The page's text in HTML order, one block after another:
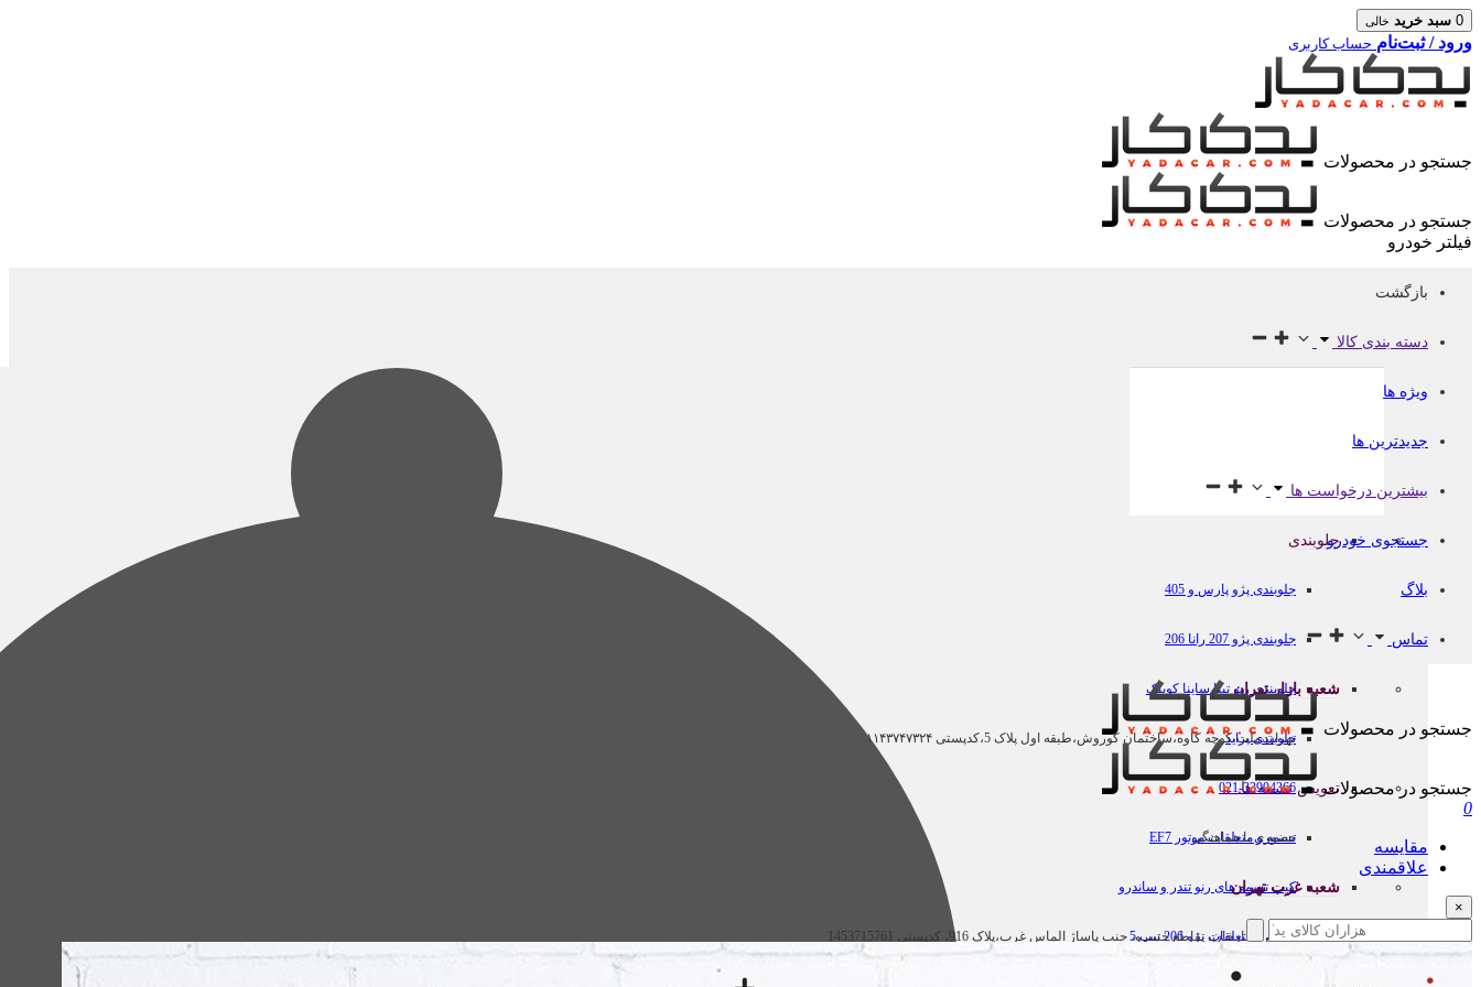
0 سبد خرید خالی
ورود / ثبت‌نام حساب کاربری
جستجو در محصولات
جستجو در محصولات
فیلتر خودرو
بازگشت
دسته بندی کالا
ویژه ها
جدیدترین ها
بیشترین درخواست ها
جلوبندی
جلوبندی پژو پارس و 405
جلوبندی پژو 207 رانا 206
جلوبندی ریو تیبا ساینا کوییک
جلوبندی پراید
تعویض تسمه ها
تسمه و متعلقات موتور EF7
کیت تسمه های رنو تندر و ساندرو
تسمه و متعلقات پژو 206 تیپ 5
جستجوی خودرو
بلاگ
تماس
شعبه بازار تهران
تهران،ملت،کوچه کاوه،ساختمان کوروش،طبقه اول پلاک 5،كدپستی ۱۱۴۳۷۴۷۳۲۴
021-33904366
حضوری با هماهنگی
شعبه غرب تهران
تهران،ستارخان، تقاطع خسرو، جنب پاساژ الماس غرب،پلاک 916، كدپستی 1453715761
جستجو در محصولات
جستجو در محصولات
0
مقایسه
علاقمندی
×